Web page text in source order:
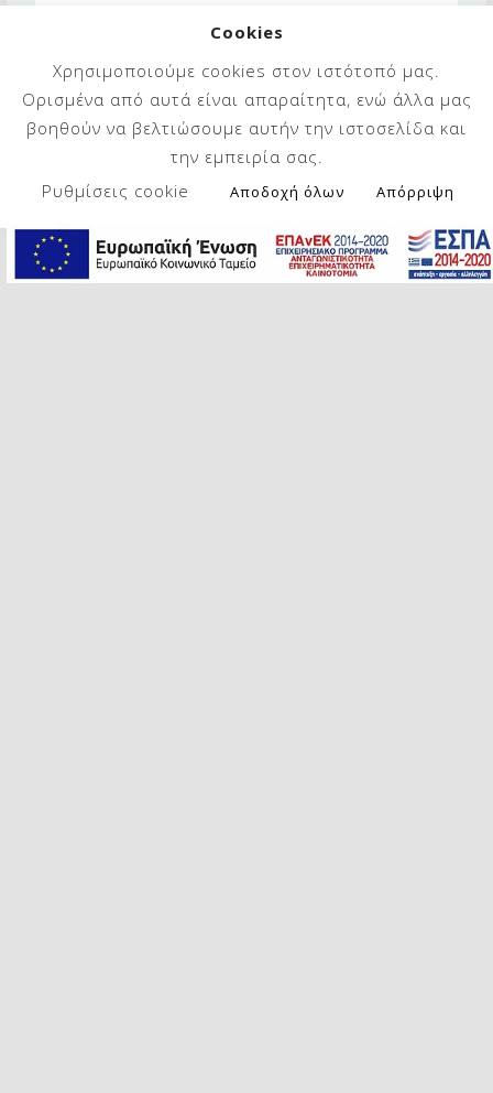
με συνοδεία φρέσκων ή
ως άλειμμα,
σε γιαούρτι/porridge
σε χυμούς/σμούθι,
σε κέικ/energy bites,
σε σαλάτες για πιο πλούσια
Επίσης μπορούμε να φτιάξουμε το
Cookies
Χρησιμοποιούμε cookies στον ιστότοπό μας.
Ορισμένα από αυτά είναι απαραίτητα, ενώ άλλα μας
βοηθούν να βελτιώσουμε αυτήν την ιστοσελίδα και
την εμπειρία σας.
Ρυθμίσεις cookie
Αποδοχή όλων Απόρριψη